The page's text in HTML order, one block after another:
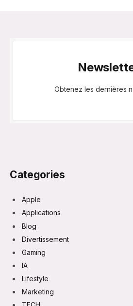
Obtenez les dernières
Categories
Apple
Applications
Blog
Divertissement
Gaming
IA
Lifestyle
Marketing